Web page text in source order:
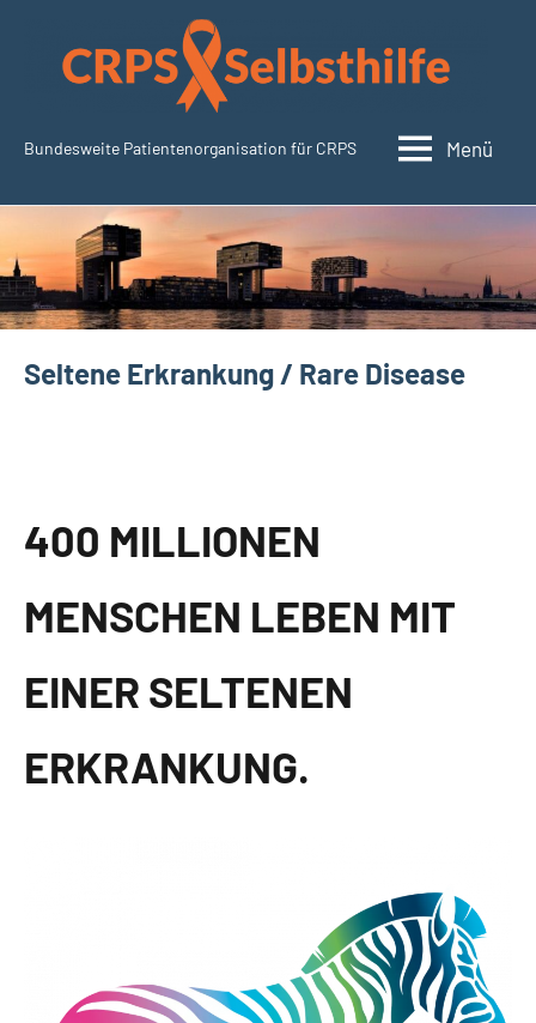
springen
CRPSSelbsthilfe.org
Bundesweite Patientenorganisation für CRPS Menü
Seltene Erkrankung / Rare Disease
400 MILLIONEN
MENSCHEN LEBEN MIT
EINER SELTENEN
ERKRANKUNG.